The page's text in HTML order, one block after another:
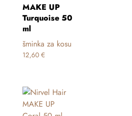
MAKE UP
Turquoise 50
ml
šminka za kosu
12,60 €